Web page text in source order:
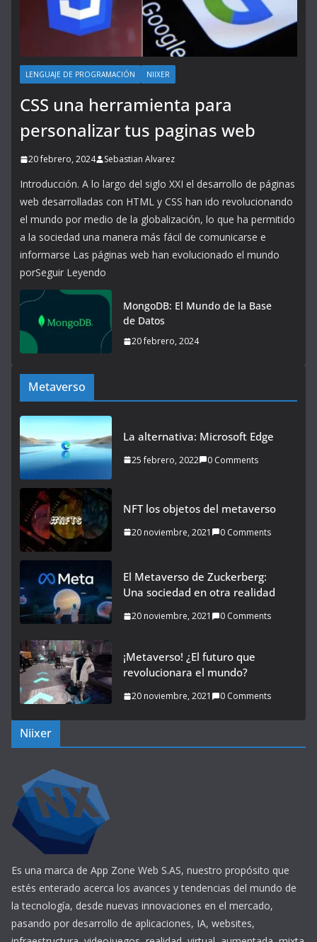
LENGUAJE DE PROGRAMACIÓN NIIXER
CSS una herramienta para
personalizar tus paginas web
20 febrero, 2024 Sebastian Alvarez
Introducción. A lo largo del siglo XXI el desarrollo de páginas
web desarrolladas con HTML y CSS han ido revolucionando
el mundo por medio de la globalización, lo que ha permitido
a la sociedad una manera más fácil de comunicarse e
informarse Las páginas web han evolucionado el mundo
porSeguir Leyendo
MongoDB: El Mundo de la Base
de Datos
20 febrero, 2024
Metaverso
La alternativa: Microsoft Edge
25 febrero, 2022 0 Comments
NFT los objetos del metaverso
20 noviembre, 2021 0 Comments
El Metaverso de Zuckerberg:
Una sociedad en otra realidad
20 noviembre, 2021 0 Comments
¡Metaverso! ¿El futuro que
revolucionara el mundo?
20 noviembre, 2021 0 Comments
Niixer
Es una marca de App Zone Web S.AS, nuestro propósito que
estés enterado acerca los avances y tendencias del mundo de
la tecnología, desde nuevas innovaciones en el mercado,
pasando por desarrollo de aplicaciones, IA, websites,